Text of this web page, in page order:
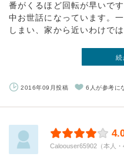
番がくるほど回転が早いで
中お世話になっています。
しまい、家から近いわけで
続
2016年09月投稿 6人が参考に
Caloouser65902（本人・